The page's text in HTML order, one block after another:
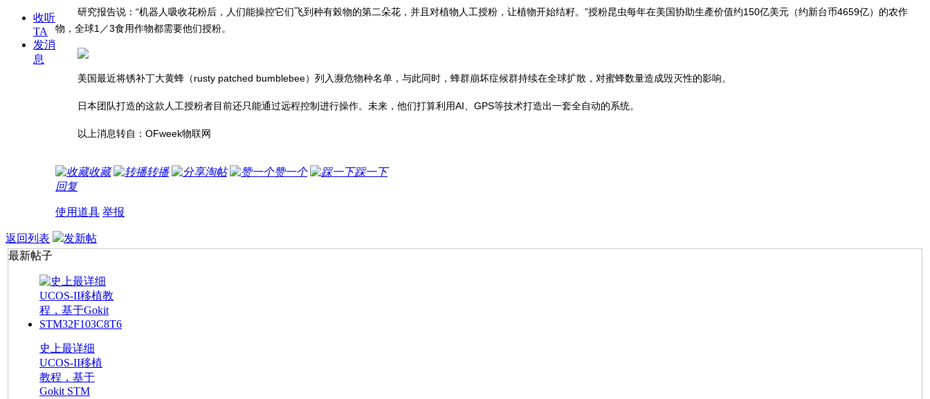
收听
TA
发消
息
研究报告说：“机器人吸收花粉后，人们能操控它们飞到种有榖物的第二朵花，并且对植物人工授粉，让植物开始结籽。”授粉昆虫每年在美国协助生產价值约150亿美元（约新台币4659亿）的农作
物，全球1／3食用作物都需要他们授粉。
美国最近将锈补丁大黄蜂（rusty patched bumblebee）列入濒危物种名单，与此同时，蜂群崩坏症候群持续在全球扩散，对蜜蜂数量造成毁灭性的影响。
日本团队打造的这款人工授粉者目前还只能通过远程控制进行操作。未来，他们打算利用AI、GPS等技术打造出一套全自动的系统。
以上消息转自：OFweek物联网
收藏 转播 淘帖 赞一个
踩一下
回复
使用道具 举报
返回列表
发新帖
最新帖子
史上最详细
UCOS-II移植
教程，基于
Gokit STM